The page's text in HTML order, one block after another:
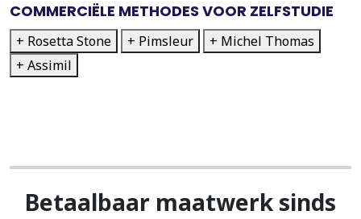
COMMERCIËLE METHODES VOOR ZELFSTUDIE
+ Rosetta Stone + Pimsleur
+ Michel Thomas
+ Assimil
Betaalbaar maatwerk sinds